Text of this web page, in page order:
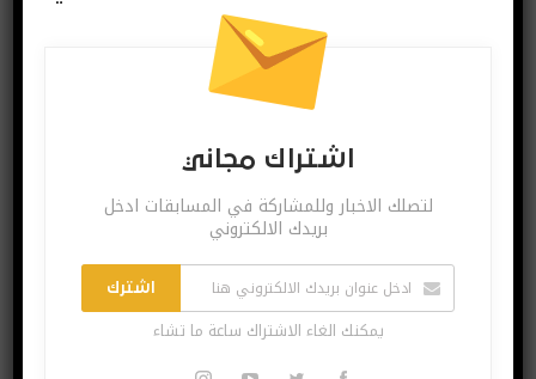
تيليغرام بدأ في دعم
مكالمات الفيديو على
اختراعات وتكنولوجيا آخر الاخبار
اشتراك مجاني
لتصلك الاخبار وللمشاركة في المسابقات ادخل
بريدك الالكتروني
اشترك
يمكنك الغاء الاشتراك ساعة ما تشاء